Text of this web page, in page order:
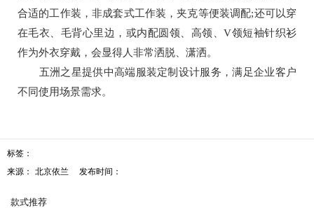
合适的工作装，非成套式工作装，夹克等便装调配;还可以穿
在毛衣、毛背心里边，或内配圆领、高领、V领短袖针织衫
作为外衣穿戴，会显得人非常洒脱、潇洒。
五洲之星提供中高端服装定制设计服务，满足企业客户
不同使用场景需求。
标签：
来源：
北京依兰 发布时间：
款式推荐